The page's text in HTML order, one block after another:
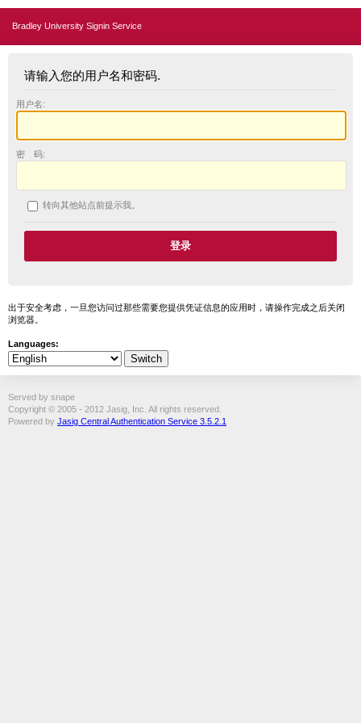
Bradley University Signin Service
请输入您的用户名和密码.
用户名:
密 码:
转向其他站点前提示我。
出于安全考虑，一旦您访问过那些需要您提供凭证信息的应用时，请操作完成之后关闭
浏览器。
Languages:
Served by snape
Copyright © 2005 - 2012 Jasig, Inc. All rights reserved.
Powered by Jasig Central Authentication Service 3.5.2.1